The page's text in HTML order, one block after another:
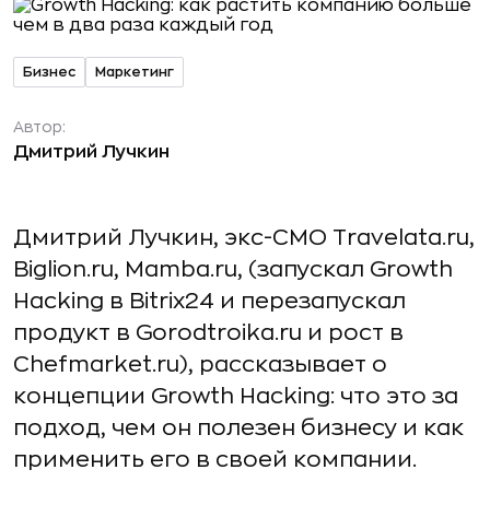
Бизнес Маркетинг
Автор:
Дмитрий Лучкин
Дмитрий Лучкин, экс-СМО Travelata.ru,
Biglion.ru, Mamba.ru, (запускал Growth
Hacking в Bitrix24 и перезапускал
продукт в Gorodtroika.ru и рост в
Chefmarket.ru), рассказывает о
концепции Growth Hacking: что это за
подход, чем он полезен бизнесу и как
применить его в своей компании.